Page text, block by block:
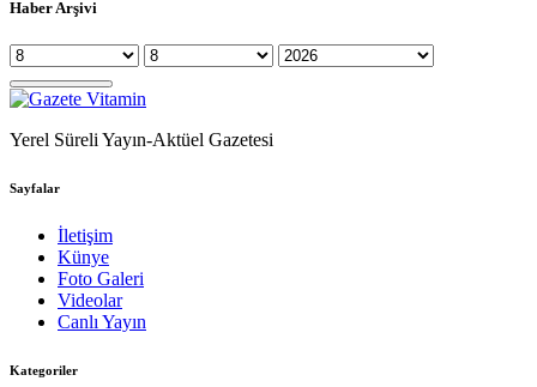
Haber Arşivi
Yerel Süreli Yayın-Aktüel Gazetesi
Sayfalar
İletişim
Künye
Foto Galeri
Videolar
Canlı Yayın
Kategoriler